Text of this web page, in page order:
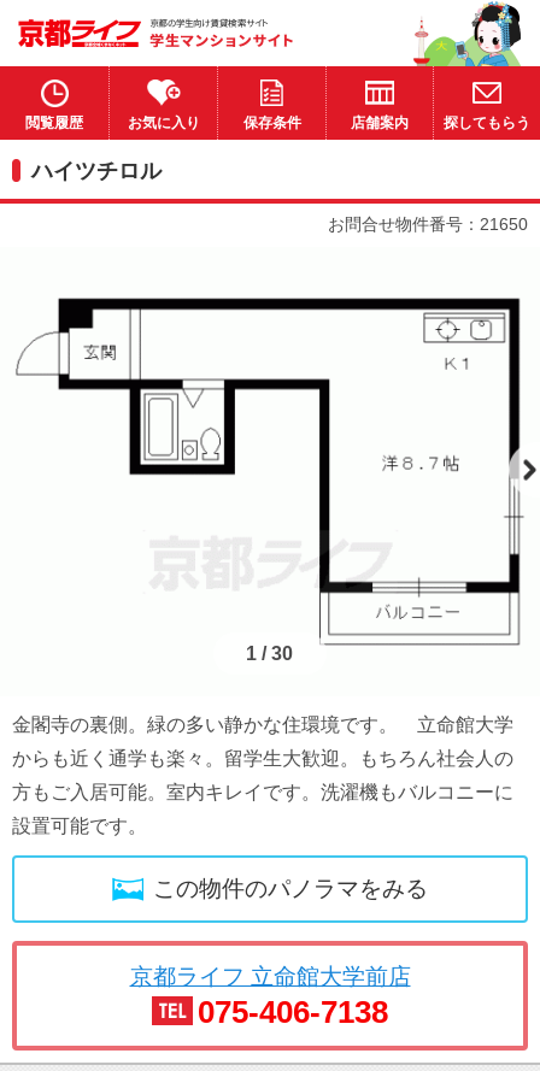
閲覧履歴 お気に入り 保存条件 店舗案内 探してもらう
ハイツチロル
お問合せ物件番号：21650
1 /30
金閣寺の裏側。緑の多い静かな住環境です。 立命館大学
からも近く通学も楽々。留学生大歓迎。もちろん社会人の
方もご入居可能。室内キレイです。洗濯機もバルコニーに
設置可能です。
この物件のパノラマをみる
京都ライフ 立命館大学前店
075-406-7138